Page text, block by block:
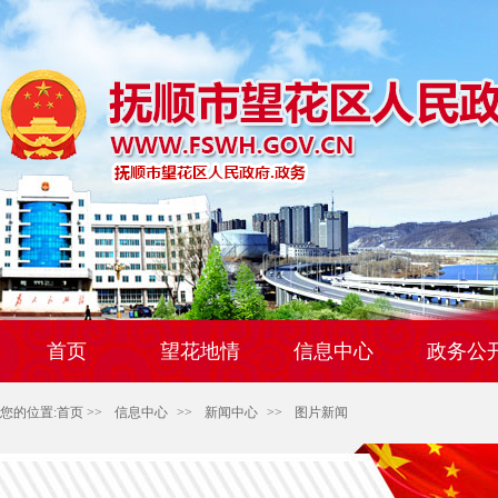
首页 望花地情 信息中心 政务公
您的位置:首页 >> 信息中心 >> 新闻中心 >> 图片新闻